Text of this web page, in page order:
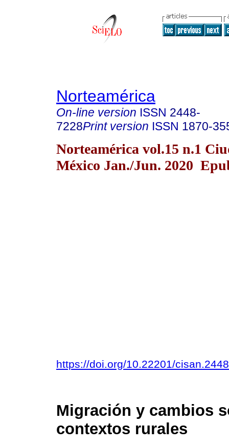
Norteamérica
On-line version ISSN 2448-
7228Print version ISSN 1870-
Norteamérica vol.15 n.1
México Jan./Jun. 2020
https://doi.org/10.22201/
Migración y cambios
contextos rurales